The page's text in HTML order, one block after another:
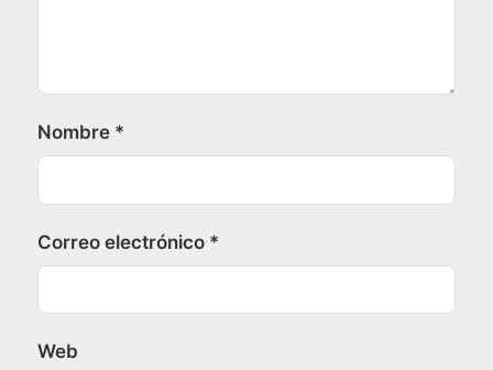
Nombre *
Correo electrónico *
Web